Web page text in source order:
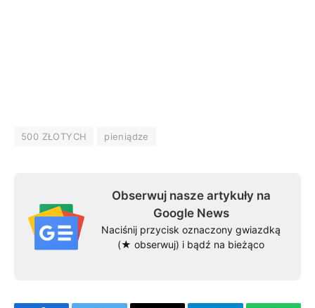
500 ZŁOTYCH pieniądze
Obserwuj nasze artykuły na
Google News
Naciśnij przycisk oznaczony gwiazdką
(★ obserwuj) i bądź na bieżąco